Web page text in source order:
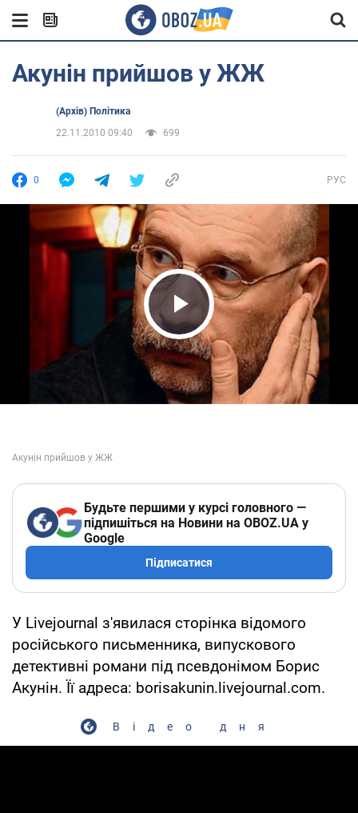
Акунін прийшов у ЖЖ
(Архів) Політика
22.11.2010 09:40
699
0 РУС
Play Video
Будьте першими у курсі головного —
підпишіться на Новини на OBOZ.UA у
Google
Підписатися
У Livejournal з'явилася сторінка відомого
російського письменника, випускового
детективні романи під псевдонімом Борис
Акунін. Її адреса: borisakunin.livejournal.com.
Відео дня